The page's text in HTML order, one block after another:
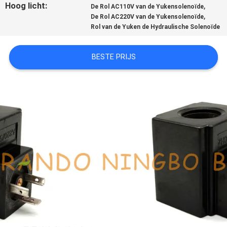
EEN
COMPANY
SITEMAP
PRIVACYBELEID
Hoog licht: De Rol AC110V van de Yukensolenoïde,
De Rol AC220V van de Yukensolenoïde,
Rol van de Yuken de Hydraulische Solenoïde
BESTE PRIJS